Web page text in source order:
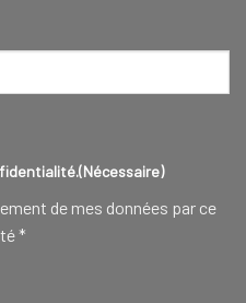
(Nécessaire)
de mes données par ce
*